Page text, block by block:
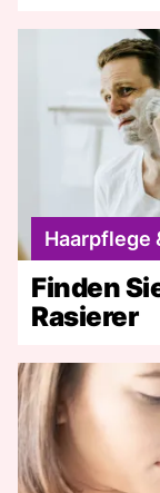
Haarpflege
Finden
Rasierer